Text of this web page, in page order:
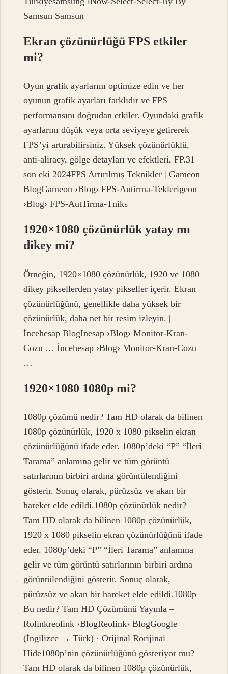
Samsun Samsun
Ekran çözünürlüğü FPS etkiler
mi?
Oyun grafik ayarlarını optimize edin ve her
oyunun grafik ayarları farklıdır ve FPS
performansını doğrudan etkiler. Oyundaki grafik
ayarlarını düşük veya orta seviyeye getirerek
FPS’yi artırabilirsiniz. Yüksek çözünürlüklü,
anti-aliracy, gölge detayları ve efektleri, FP.31
son eki 2024FPS Artırılmış Teknikler | Gameon
BlogGameon ›Blog› FPS-Autirma-Teklerigeon
›Blog› FPS-AutTirma-Tniks
1920×1080 çözünürlük yatay mı
dikey mi?
Örneğin, 1920×1080 çözünürlük, 1920 ve 1080
dikey piksellerden yatay pikseller içerir. Ekran
çözünürlüğünü, genellikle daha yüksek bir
çözünürlük, daha net bir resim izleyin. |
İncehesap BlogInesap ›Blog› Monitor-Kran-
Cozu … İncehesap ›Blog› Monitor-Kran-Cozu
…
1920×1080 1080p mi?
1080p çözümü nedir? Tam HD olarak da bilinen
1080p çözünürlük, 1920 x 1080 pikselin ekran
çözünürlüğünü ifade eder. 1080p’deki “P” “İleri
Tarama” anlamına gelir ve tüm görüntü
satırlarının birbiri ardına görüntülendiğini
gösterir. Sonuç olarak, pürüzsüz ve akan bir
hareket elde edildi.1080p çözünürlük nedir?
Tam HD olarak da bilinen 1080p çözünürlük,
1920 x 1080 pikselin ekran çözünürlüğünü ifade
eder. 1080p’deki “P” “İleri Tarama” anlamına
gelir ve tüm görüntü satırlarının birbiri ardına
görüntülendiğini gösterir. Sonuç olarak,
pürüzsüz ve akan bir hareket elde edildi.1080p
Bu nedir? Tam HD Çözümünü Yayınla –
Rolinkreolink ›BlogReolink› BlogGoogle
(İngilizce → Türk) · Orijinal Rorijinai
Hide1080p’nin çözünürlüğünü gösteriyor mu?
Tam HD olarak da bilinen 1080p çözünürlük,